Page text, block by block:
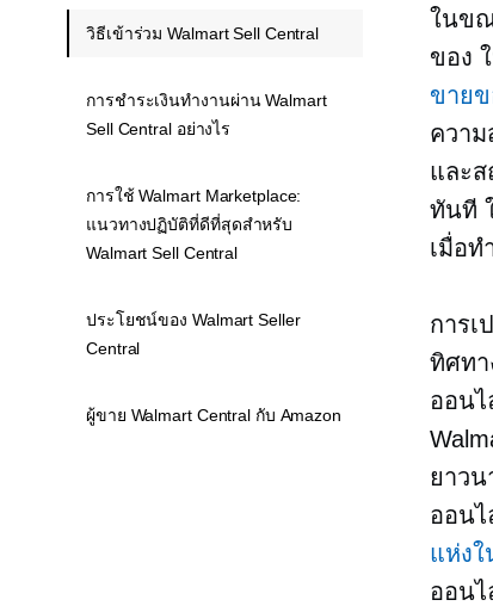
ในขณ
ของ
ขายข
ควา
และ
ทันที
เมื่อท
การเ
ทิศทา
ออน
ยาว
ออน
แห่งใ
ออน
วิธีเข้าร่วม Walmart Sell Central
การชำระเงินทำงานผ่าน Walmart
Sell Central อย่างไร
การใช้ Walmart Marketplace:
แนวทางปฏิบัติที่ดีที่สุดสำหรับ
Walmart Sell Central
ประโยชน์ของ Walmart Seller
Central
ผู้ขาย Walmart Central กับ Amazon